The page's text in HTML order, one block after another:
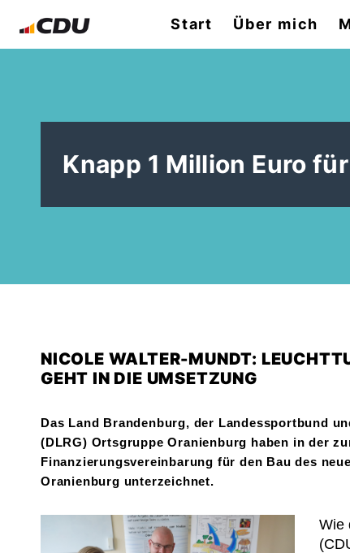
Start Über mich
Knapp 1 Million Euro
NICOLE WALTER-MUNDT:
GEHT IN DIE UMSETZUNG
Das Land Brandenburg, der Landessportbund
(DLRG) Ortsgruppe Oranienburg haben in der
Finanzierungsvereinbarung für den Bau des
Oranienburg unterzeichnet.
Wie